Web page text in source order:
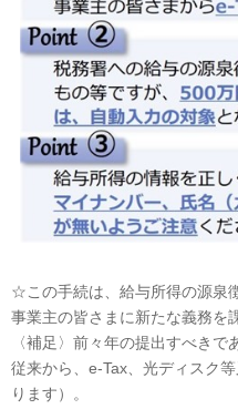
☆この手続は、給与所得の源泉
事業主の皆さまに新たな義務を
〈補足〉前々年の提出すべき
従来から、e-Tax、光ディスク
ります）。